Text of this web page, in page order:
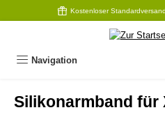
Zum Hauptinhalt springen
Kostenloser
Navigation
Silikonarmband für